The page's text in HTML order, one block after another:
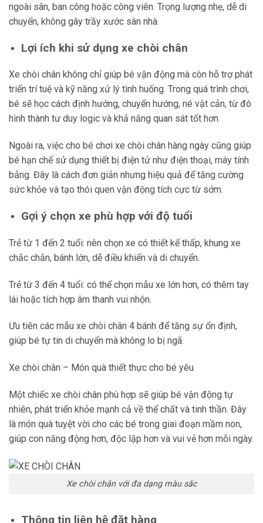
ngoài sân, ban công hoặc công viên. Trọng lượng nhẹ, dễ di
chuyển, không gây trầy xước sàn nhà.
Lợi ích khi sử dụng xe chòi chân
Xe chòi chân không chỉ giúp bé vận động mà còn hỗ trợ phát
triển trí tuệ và kỹ năng xử lý tình huống. Trong quá trình chơi,
bé sẽ học cách định hướng, chuyển hướng, né vật cản, từ đó
hình thành tư duy logic và khả năng quan sát tốt hơn.
Ngoài ra, việc cho bé chơi xe chòi chân hàng ngày cũng giúp
bé hạn chế sử dụng thiết bị điện tử như điện thoại, máy tính
bảng. Đây là cách đơn giản nhưng hiệu quả để tăng cường
sức khỏe và tạo thói quen vận động tích cực từ sớm.
Gợi ý chọn xe phù hợp với độ tuổi
Trẻ từ 1 đến 2 tuổi: nên chọn xe có thiết kế thấp, khung xe
chắc chắn, bánh lớn, dễ điều khiển và di chuyển.
Trẻ từ 3 đến 4 tuổi: có thể chọn mẫu xe lớn hơn, có thêm tay
lái hoặc tích hợp âm thanh vui nhộn.
Ưu tiên các mẫu xe chòi chân 4 bánh để tăng sự ổn định,
giúp bé tự tin di chuyển mà không lo bị ngã.
Xe chòi chân – Món quà thiết thực cho bé yêu
Một chiếc xe chòi chân phù hợp sẽ giúp bé vận động tự
nhiên, phát triển khỏe mạnh cả về thể chất và tinh thần. Đây
là món quà tuyệt vời cho các bé trong giai đoạn mầm non,
giúp con năng động hơn, độc lập hơn và vui vẻ hơn mỗi ngày.
Xe chòi chân với đa dạng màu sắc
Thông tin liên hệ đặt hàng